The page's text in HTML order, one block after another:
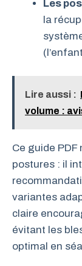
Les
la
Lire aussi :
volume :
Ce guide
postures : il
variantes
claire
évitant les
optimal en